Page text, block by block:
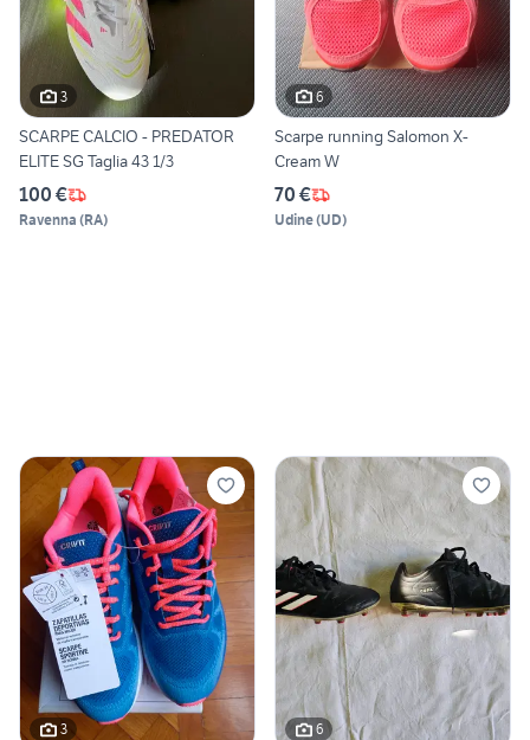
3
SCARPE CALCIO - PREDATOR
ELITE SG Taglia 43 1/3
100 €
Ravenna (RA)
6
Scarpe running Salomon X-
Cream W
70 €
Udine(UD)
3 6